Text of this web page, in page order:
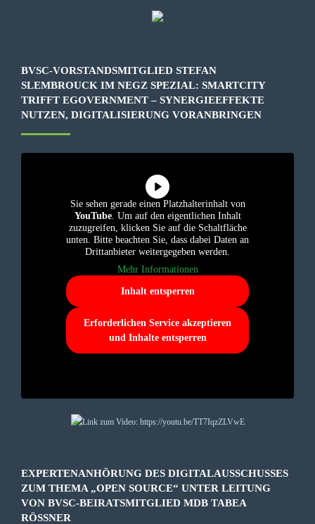
BVSC-VORSTANDSMITGLIED STEFAN
SLEMBROUCK IM NEGZ SPEZIAL: SMARTCITY
TRIFFT EGOVERNMENT – SYNERGIEEFFEKTE
NUTZEN, DIGITALISIERUNG VORANBRINGEN
Sie sehen gerade einen Platzhalterinhalt von
YouTube. Um auf den eigentlichen Inhalt
zuzugreifen, klicken Sie auf die Schaltfläche
unten. Bitte beachten Sie, dass dabei Daten an
Drittanbieter weitergegeben werden.
Mehr Informationen
Inhalt entsperren
Erforderlichen Service akzeptieren
und Inhalte entsperren
EXPERTENANHÖRUNG DES DIGITALAUSSCHUSSES
ZUM THEMA „OPEN SOURCE“ UNTER LEITUNG
VON BVSC-BEIRATSMITGLIED MDB TABEA
RÖSSNER